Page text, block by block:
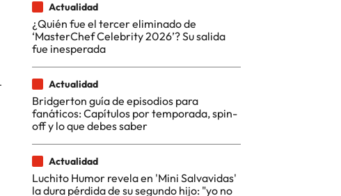
Actualidad
¿Quién fue el tercer eliminado de
‘MasterChef Celebrity 2026’? Su salida
fue inesperada
Actualidad
Bridgerton guía de episodios para
fanáticos: Capítulos por temporada, spin-
off y lo que debes saber
Actualidad
Luchito Humor revela en 'Mini Salvavidas'
la dura pérdida de su segundo hijo: "yo no